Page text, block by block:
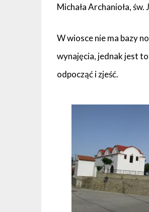
Michała Archanioła,
W wiosce nie ma bazy
wynajęcia, jednak jest
odpocząć i zjeść.